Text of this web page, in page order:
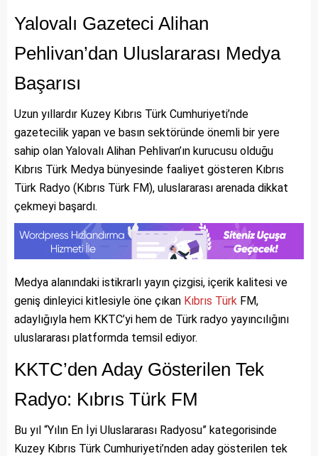
Yalovalı Gazeteci Alihan
Pehlivan’dan Uluslararası Medya
Başarısı
Uzun yıllardır Kuzey Kıbrıs Türk Cumhuriyeti’nde
gazetecilik yapan ve basın sektöründe önemli bir yere
sahip olan Yalovalı Alihan Pehlivan’ın kurucusu olduğu
Kıbrıs Türk Medya bünyesinde faaliyet gösteren Kıbrıs
Türk Radyo (Kıbrıs Türk FM), uluslararası arenada dikkat
çekmeyi başardı.
Medya alanındaki istikrarlı yayın çizgisi, içerik kalitesi ve
geniş dinleyici kitlesiyle öne çıkan Kıbrıs Türk FM,
adaylığıyla hem KKTC’yi hem de Türk radyo yayıncılığını
uluslararası platformda temsil ediyor.
KKTC’den Aday Gösterilen Tek
Radyo: Kıbrıs Türk FM
Bu yıl “Yılın En İyi Uluslararası Radyosu” kategorisinde
Kuzey Kıbrıs Türk Cumhuriyeti’nden aday gösterilen tek